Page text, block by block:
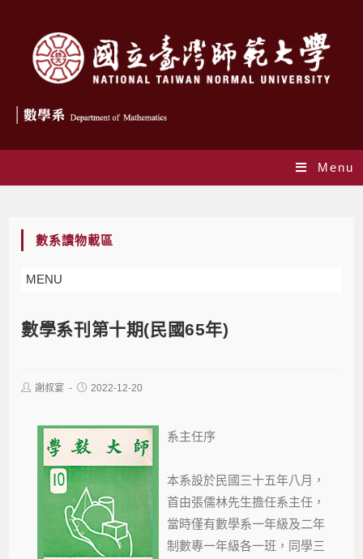
Menu
數系讀物載區
MENU
數學系刊第十期(民國65年)
謝叔宴 2022-12-20
系主任序
本系設於民國三十五年八月，
首由張儒林先生擔任系主任，
當時僅有數學系一年級及二年
制數專一年級各一班，同學三